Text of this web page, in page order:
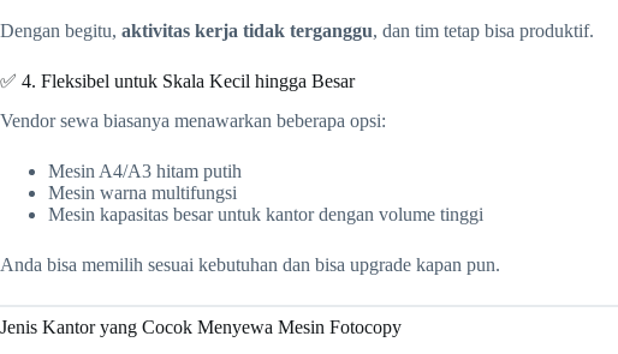
Dengan begitu, aktivitas kerja tidak terganggu, dan tim tetap bisa produktif.
✅ 4. Fleksibel untuk Skala Kecil hingga Besar
Vendor sewa biasanya menawarkan beberapa opsi:
Mesin A4/A3 hitam putih
Mesin warna multifungsi
Mesin kapasitas besar untuk kantor dengan volume tinggi
Anda bisa memilih sesuai kebutuhan dan bisa upgrade kapan pun.
Jenis Kantor yang Cocok Menyewa Mesin Fotocopy